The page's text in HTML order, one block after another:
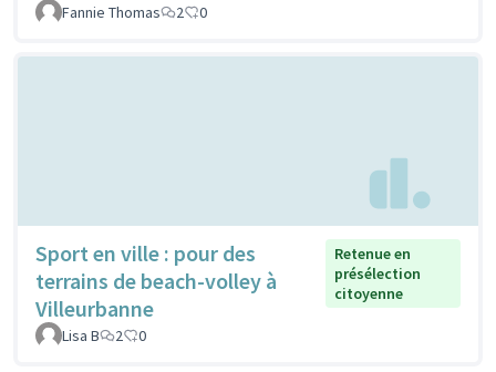
Fannie Thomas
2 0
Sport en ville : pour des
terrains de beach-volley à
Villeurbanne
Retenue en
présélection
citoyenne
Lisa B 2 0